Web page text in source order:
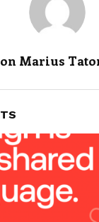
Marius